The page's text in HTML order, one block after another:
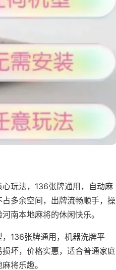
心玩法，136张牌通用，自动麻
多余空间，出牌流畅顺手，操
南本地麻将的休闲快乐。
136张牌通用，机器洗牌平
坏，价格实惠，适合普通家庭
将乐趣。